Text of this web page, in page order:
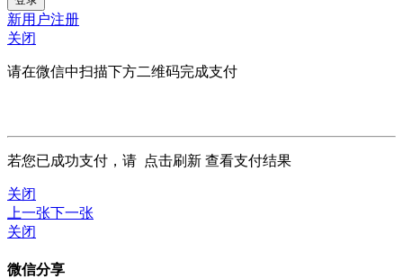
新用户注册
关闭
请在微信中扫描下方二维码完成支付
若您已成功支付，请 点击刷新 查看支付结果
关闭
上一张下一张
关闭
微信分享